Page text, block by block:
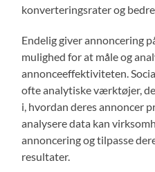
konverteringsrater og
Endelig giver annoncering
mulighed for at måle og
annonceeffektiviteten.
ofte analytiske værktøjer,
i, hvordan deres annoncer
analysere data kan
annoncering og tilpasse
resultater.